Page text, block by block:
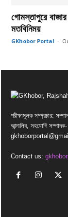
গোমস্তাপুরে
মতবিনিময়
GKhobor Portal -
পরীক্ষামূলক সম্প্রচার:
আন্দালিব, সহযোগি
Contact us: